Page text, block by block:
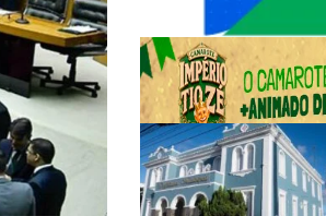
Mais